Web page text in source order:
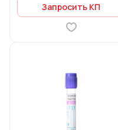
Запросить КП